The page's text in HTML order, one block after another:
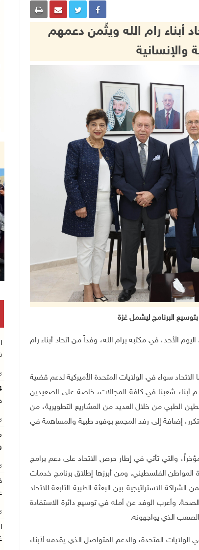
أبناء رام الله ويثّمن دعمهم
والإنسانية
البرنامج ليشمل غزة
اليوم الأحد، في مكتبه برام الله، وفداً من اتحاد أبناء رام
سواء في الولايات المتحدة الأميركية لدعم قضية
أبناء شعبنا في كافة المجالات، خاصة على الصعيدين
الطبي من خلال العديد من المشاريع التطويرية، من
إضافة إلى رفد المجمع بوفود طبية والمساهمة في
والتي تأتي في إطار حرص الاتحاد على دعم برامج
الفلسطيني. ومن أبرزها إطلاق برنامج خدمات
الاستراتيجية بين البعثة الطبية التابعة للاتحاد
الصحة. وأعرب الوفد عن أمله في توسيع دائرة الاستفادة
الذي يواجهونه.
الولايات المتحدة، والدعم المتواصل الذي يقدمه لأبناء
تكريم متفوقين بالثانوية العامة في خان يونس